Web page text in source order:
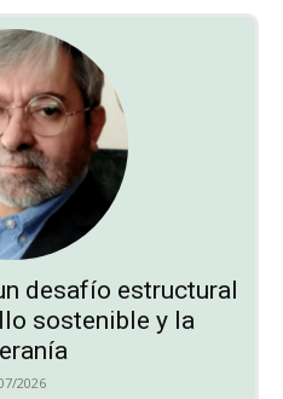
desafío estructural
sostenible y la
2026